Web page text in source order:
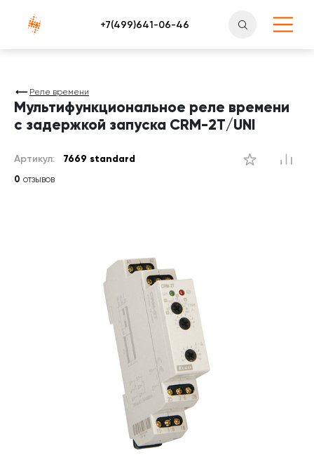
Атлантснаб
Реле времени
Мультифункциональное реле времени
с задержкой запуска CRM-2T/UNI
Артикул: 7669 standard